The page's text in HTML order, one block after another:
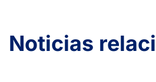
Noticias